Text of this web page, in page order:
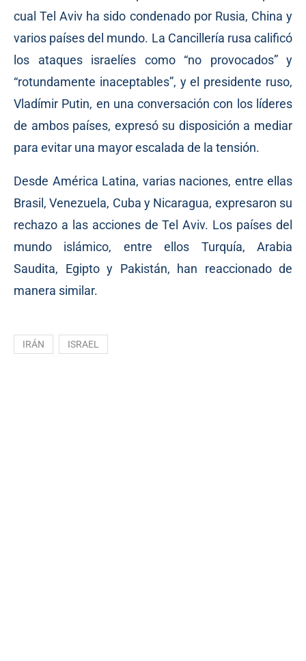
cual Tel Aviv ha sido condenado por Rusia, China y
varios países del mundo. La Cancillería rusa calificó
los ataques israelíes como “no provocados” y
“rotundamente inaceptables”, y el presidente ruso,
Vladímir Putin, en una conversación con los líderes
de ambos países, expresó su disposición a mediar
para evitar una mayor escalada de la tensión.
Desde América Latina, varias naciones, entre ellas
Brasil, Venezuela, Cuba y Nicaragua, expresaron su
rechazo a las acciones de Tel Aviv. Los países del
mundo islámico, entre ellos Turquía, Arabia
Saudita, Egipto y Pakistán, han reaccionado de
manera similar.
IRÁN ISRAEL